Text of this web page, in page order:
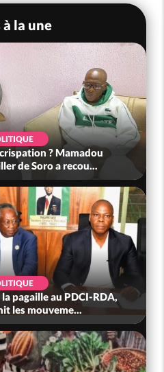
la une
tragiques à Kossandji
03 morts, A...
veut pas mourir chez
des habitants d...